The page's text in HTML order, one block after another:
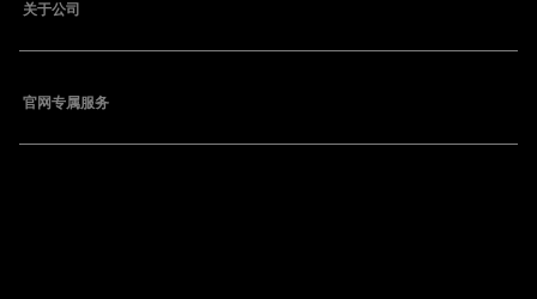
关于公司
官网专属服务